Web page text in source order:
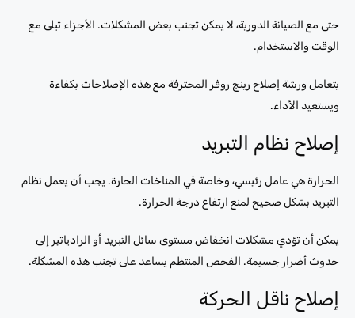
حتى مع الصيانة الدورية، لا يمكن تجنب بعض المشكلات. الأجزاء تبلى مع
الوقت والاستخدام.
يتعامل ورشة إصلاح رينج روفر المحترفة مع هذه الإصلاحات بكفاءة
ويستعيد الأداء.
إصلاح نظام التبريد
الحرارة هي عامل رئيسي، وخاصة في المناخات الحارة. يجب أن يعمل نظام
التبريد بشكل صحيح لمنع ارتفاع درجة الحرارة.
يمكن أن تؤدي مشكلات انخفاض مستوى سائل التبريد أو الرادياتير إلى
حدوث أضرار جسيمة. الفحص المنتظم يساعد على تجنب هذه المشكلة.
إصلاح ناقل الحركة